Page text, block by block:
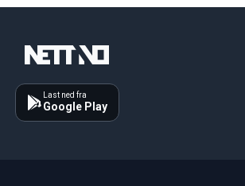
Last ned fra
Google Play